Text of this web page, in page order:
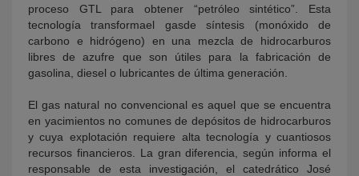
proceso GTL para obtener “petróleo sintético”. Esta
tecnología transformael gasde síntesis (monóxido de
carbono e hidrógeno) en una mezcla de hidrocarburos
libres de azufre que son útiles para la fabricación de
gasolina, diesel o lubricantes de última generación.
El gas natural no convencional es aquel que se encuentra
en yacimientos no comunes de depósitos de hidrocarburos
y cuya explotación requiere alta tecnología y cuantiosos
recursos financieros. La gran diferencia, según informa el
responsable de esta investigación, el catedrático José